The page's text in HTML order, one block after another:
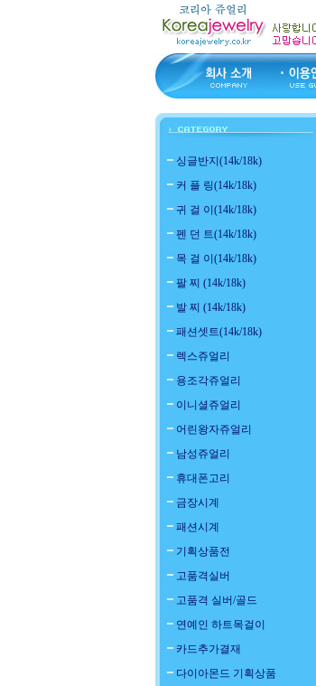
싱글반지(14k/18k)
커 플 링(14k/18k)
귀 걸 이(14k/18k)
펜 던 트(14k/18k)
목 걸 이(14k/18k)
팔 찌 (14k/18k)
발 찌 (14k/18k)
패션셋트(14k/18k)
렉스쥬얼리
용조각쥬얼리
이니셜쥬얼리
어린왕자쥬얼리
남성쥬얼리
휴대폰고리
금장시계
패션시계
기획상품전
고품격실버
고품격 실버/골드
연예인 하트목걸이
카드추가결재
다이아몬드 기획상품